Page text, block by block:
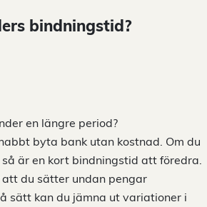
bindningstid?
en längre period?
byta bank utan kostnad. Om du
är en kort bindningstid att föredra.
du sätter undan pengar
sätt kan du jämna ut variationer i